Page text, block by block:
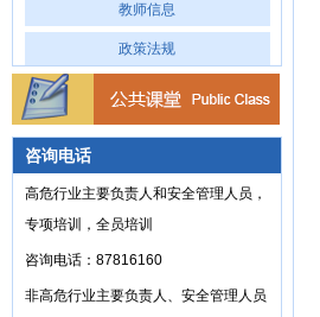
教师信息
政策法规
咨询电话
高危行业主要负责人和安全管理人员，
专项培训，全员培训
咨询电话：87816160
非高危行业主要负责人、安全管理人员